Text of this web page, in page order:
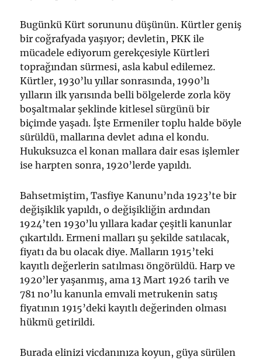
Bugünkü Kürt sorununu düşünün. Kürtler geniş
bir coğrafyada yaşıyor; devletin, PKK ile
mücadele ediyorum gerekçesiyle Kürtleri
toprağından sürmesi, asla kabul edilemez.
Kürtler, 1930’lu yıllar sonrasında, 1990’lı
yılların ilk yarısında belli bölgelerde zorla köy
boşaltmalar şeklinde kitlesel sürgünü bir
biçimde yaşadı. İşte Ermeniler toplu halde böyle
sürüldü, mallarına devlet adına el kondu.
Hukuksuzca el konan mallara dair esas işlemler
ise harpten sonra, 1920’lerde yapıldı.
Bahsetmiştim, Tasfiye Kanunu’nda 1923’te bir
değişiklik yapıldı, o değişikliğin ardından
1924’ten 1930’lu yıllara kadar çeşitli kanunlar
çıkartıldı. Ermeni malları şu şekilde satılacak,
fiyatı da bu olacak diye. Malların 1915’teki
kayıtlı değerlerin satılması öngörüldü. Harp ve
1920’ler yaşanmış, ama 13 Mart 1926 tarih ve
781 no’lu kanunla emvali metrukenin satış
fiyatının 1915’deki kayıtlı değerinden olması
hükmü getirildi.
Burada elinizi vicdanınıza koyun, güya sürülen